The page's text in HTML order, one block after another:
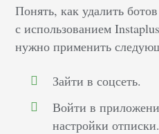
Понять, как удалить
с использованием
нужно применить
Зайти в соцсеть.
Войти в
настройки отписки.